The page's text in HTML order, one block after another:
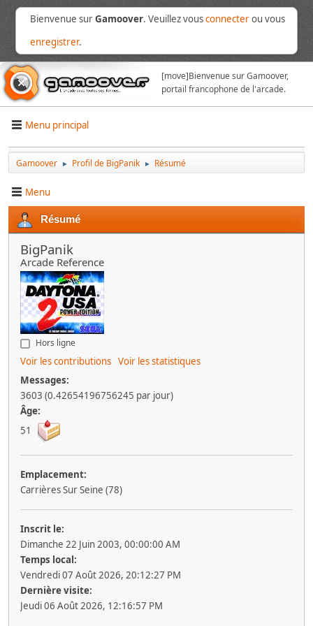
Bienvenue surGamoover. Veuillez vousconnecterou vous
enregistrer.
[move]Bienvenue sur Gamoover,
portail francophone de l'arcade.
Menu principal
Gamoover ► Profil de BigPanik ► Résumé
Menu
Résumé
BigPanik
Arcade Reference
Hors ligne
Voir les contributions Voir les statistiques
Messages:
3603 (0.42654196756245 par jour)
Âge:
51
Emplacement:
Carrières Sur Seine (78)
Inscrit le:
Dimanche 22 Juin 2003, 00:00:00 AM
Temps local:
Vendredi 07 Août 2026, 20:12:27 PM
Dernière visite:
Jeudi 06 Août 2026, 12:16:57 PM